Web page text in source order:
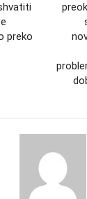
preko